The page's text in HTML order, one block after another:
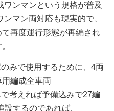
ワンマンという規格が普及
ンマン両対応も現実的で、
再度運行形態が再編され
みで使用するために、4両
編成全車両
考えれば予備込みで27編
設するのであれば、